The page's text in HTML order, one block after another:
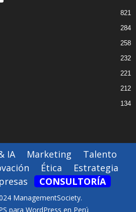
821
284
258
232
221
212
134
IA Marketing
Talento
Ética
Estrategia
CONSULTORÍA
ManagementSociety.
para WordPress en Perú